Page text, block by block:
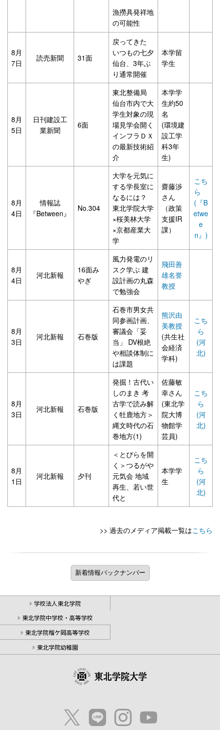
漁撈具発祥地
の可能性
8月
7日
読売新聞 31面
戻ってきた
いつもの七夕
仙台、3年ぶ
り通常開催
本学留
学生
8月
5日
日刊建設工
業新聞
6面
東北整備局
仙台市内で大
学生対象の現
場見学会開く
インフラＤＸ
の最新技術紹
介
本学学
生約50
名
(環境建
設工学
科3年
生)
8月
4日
情報誌
『Between』
No.304
大学を元気に
する学長室に
なるには？
東北学院大学
×桜美林大学
×京都産業大
学
齋藤渉
さん
（政策
支援IR
課）
こち
ら
(『B
etwe
e
n』)
8月
4日
河北新報
16面み
やぎ
風力発電のリ
スク学ぶ 建
設計画の丸森
で勉強会
飛田善
雄名誉
教授
8月
3日
河北新報 石巻版
石巻市男女共
同参画計画、
審議会「妥
当」 DV根絶
や相談体制に
は課題
熊沢由
美教授
(共生社
会経済
学科)
こち
ら
(河
北)
8月
3日
河北新報 石巻版
発掘！古代い
しのまき 考
古学で読み解
く牡鹿地方＞
縄文時代の石
巻地方(1)
佐藤敏
幸さん
(東北学
院大博
物館学
芸員)
こち
ら
(河
北)
8月
1日
河北新報 夕刊
＜とびらを開
く＞つるがや
元気会 地域
再生、若い世
代と
本学学
生
こち
ら
(河
北)
>> 過去のメディア掲載一覧はこちら
学校法人東北学院
東北学院中学校・高等学校
東北学院榴ケ岡高等学校
東北学院幼稚園